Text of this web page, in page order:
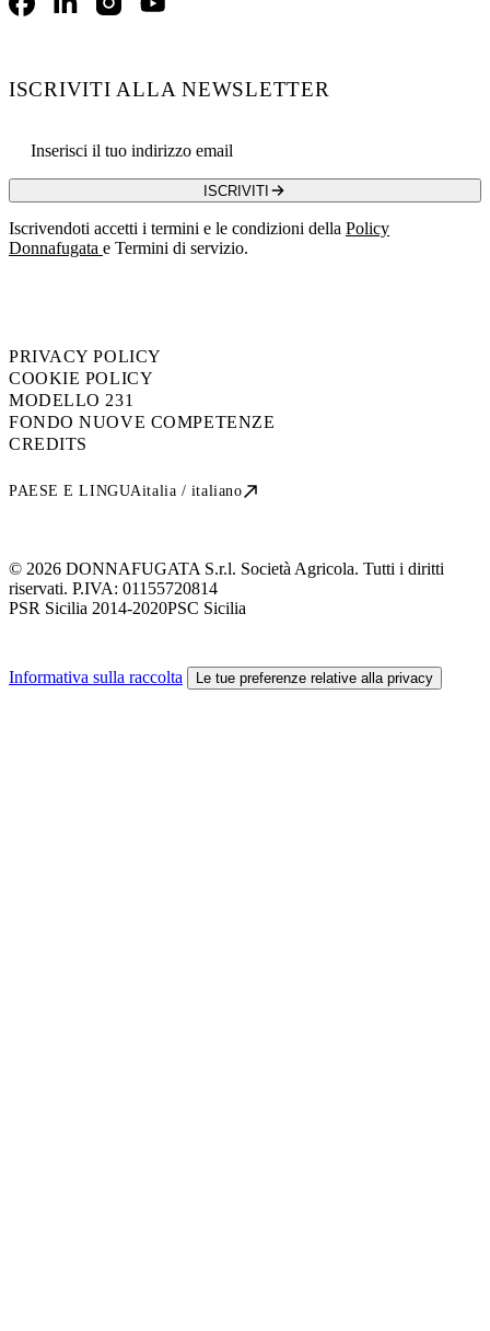
FacebookLinkedInInstagramYouTube
ISCRIVITI ALLA NEWSLETTER
ISCRIVITI
Iscrivendoti accetti i termini e le condizioni della Policy
Donnafugata e Termini di servizio.
PRIVACY POLICY
COOKIE POLICY
MODELLO 231
FONDO NUOVE COMPETENZE
CREDITS
PAESE E LINGUAitalia / italiano
© 2026 DONNAFUGATA S.r.l. Società Agricola. Tutti i diritti
riservati. P.IVA: 01155720814
PSR Sicilia 2014-2020PSC Sicilia
Informativa sulla raccolta Le tue preferenze relative alla privacy